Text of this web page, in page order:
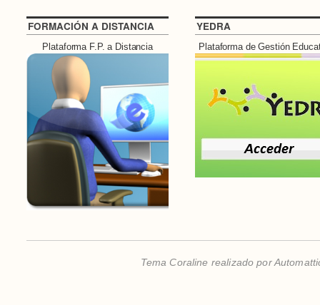
FORMACIÓN A DISTANCIA
Plataforma F.P. a Distancia
YEDRA
Plataforma de Gestión
Tema Coraline realizado por